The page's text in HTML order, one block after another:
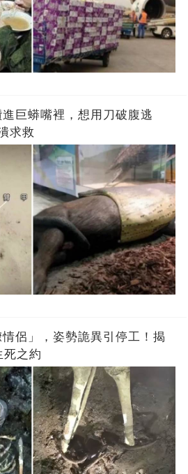
巨蟒嘴裡，想用刀破腹逃
求救
侶」，姿勢詭異引停工！揭
死之約